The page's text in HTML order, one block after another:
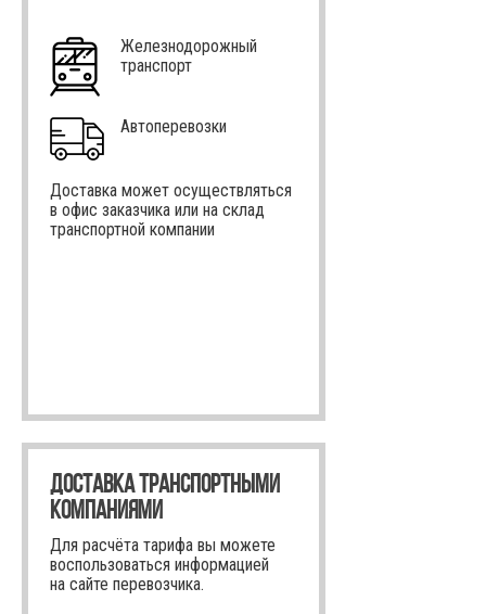
Железнодорожный
транспорт
Автоперевозки
Доставка может осуществляться
в офис заказчика или на склад
транспортной компании
ДОСТАВКА ТРАНСПОРТНЫМИ
КОМПАНИЯМИ
Для расчёта тарифа вы можете
воспользоваться информацией
на сайте перевозчика.